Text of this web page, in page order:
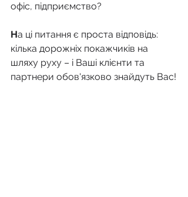
офіс, підприємство?
На ці питання є проста відповідь:
кілька дорожніх покажчиків на
шляху руху – і Ваші клієнти та
партнери обов'язково знайдуть Вас!